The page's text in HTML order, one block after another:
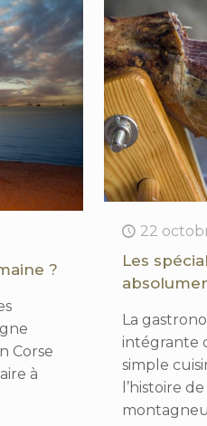
22
Les
La
intégrante
simple
l’histoire
?
Corse
à